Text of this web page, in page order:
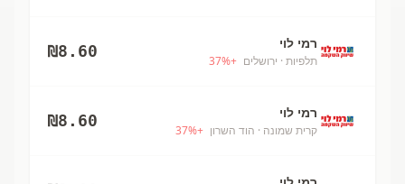
רמי לוי
תלפיות · ירושלים +
37%
₪8.60
רמי לוי
קרית שמונה · הוד השרון +
37%
₪8.60